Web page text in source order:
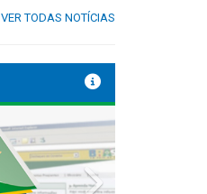
VER TODAS NOTÍCIAS